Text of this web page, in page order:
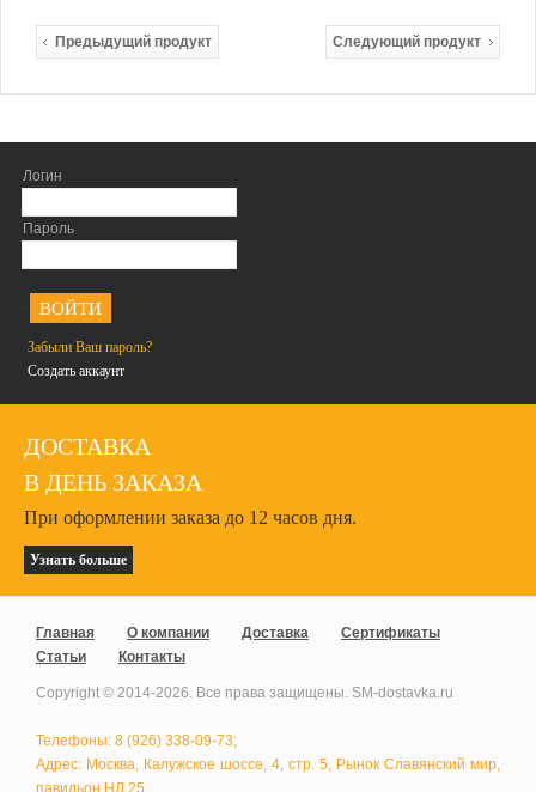
Логин
Пароль
Забыли Ваш пароль?
Создать аккаунт
ДОСТАВКА
В ДЕНЬ ЗАКАЗА
При оформлении заказа до 12 часов дня.
Узнать больше
Предыдущий продукт Следующий продукт
Главная О компании Доставка
Сертификаты
Статьи
Контакты
Copyright © 2014-2026. Все права защищены. SM-dostavka.ru
Телефоны: 8 (926) 338-09-73;
Адрес: Москва, Калужское шоссе, 4, стр. 5, Рынок Славянский мир,
павильон НД 25.